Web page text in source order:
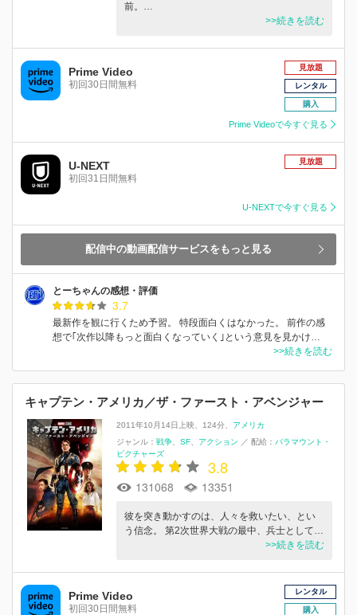
前。…
>>続きを読む
Prime Video
初回30日間無料
見放題
レンタル
購入
Prime Videoで今すぐ見る
U-NEXT
初回31日間無料
見放題
U-NEXTで今すぐ見る
配信中の動画配信サービスをもっと見る
とーちゃんの感想・評価
3.7
最新作を観に行くため予習。 特段面白くはなかった。 前作の感
想で｢次作以降もっと面白くなっていく｣という意見を見かけ…
>>続きを読む
キャプテン・アメリカ／ザ・ファースト・アベンジャー
2011年10月14日上映 124分
アメリカ
ジャンル： 戦争 SF アクション ／ 配給： パラマウント・
ピクチャーズ
3.8
131068 13351
彼を突き動かすのは、人々を救いたい、とい
う信念。 第2次世界大戦の最中、兵士として…
>>続きを読む
Prime Video
初回30日間無料
レンタル
購入